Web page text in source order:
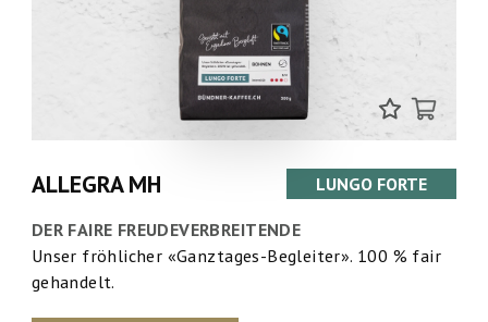
ALLEGRA MH LUNGO FORTE
DER FAIRE FREUDEVERBREITENDE
Unser fröhlicher «Ganztages-Begleiter». 100 % fair
gehandelt.